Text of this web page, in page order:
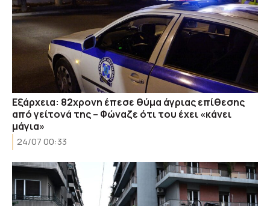
Εξάρχεια: 82χρονη έπεσε θύμα άγριας επίθεσης
από γείτονά της – Φώναζε ότι του έχει «κάνει
μάγια»
24/07 00:33